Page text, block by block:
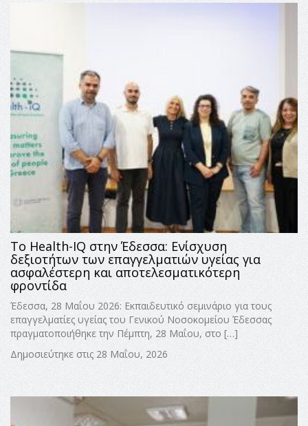
Το Health-IQ στην Έδεσσα: Ενίσχυση
δεξιοτήτων των επαγγελματιών υγείας για
ασφαλέστερη και αποτελεσματικότερη
φροντίδα
Έδεσσα, 28 Μαΐου 2026: Εκπαιδευτικό σεμινάριο για τους
επαγγελματίες υγείας του Γενικού Νοσοκομείου Έδεσσας
πραγματοποιήθηκε την Πέμπτη, 28 Μαΐου, στο […]
Δημοσιεύτηκε στις 28 Μαΐου, 2026